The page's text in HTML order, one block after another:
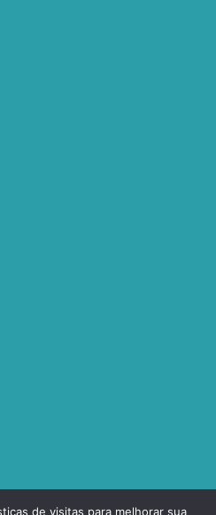
de visitas para melhorar sua